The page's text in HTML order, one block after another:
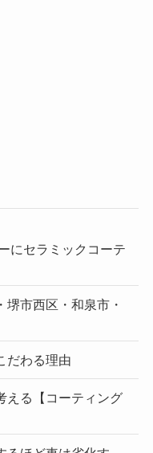
にセラミックコーテ
市西区・和泉市・
だわる理由
える【コーティング